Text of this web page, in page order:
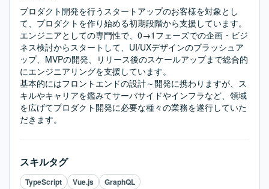
プロダクト開発を行うスタートアップのお客様を対象とし
て、プロダクトを作り始める初期段階から支援しています。
エンジニアとしての専門性で、0→1フェーズでの企画・ビジ
ネス検討からスタートして、UI/UXデザインのブラッシュア
ップ、MVPの開発、リリース後のスケールアップまで総合的
にエンジニアリングを支援しています。
基本的にはフロントエンドの設計～開発に携わりますが、ス
キルやキャリアを鑑みてサーバサイドやインフラなど、領域
を広げてプロダクト開発に必要な種々の業務を遂行していた
だきます。
スキルタグ
TypeScript Vue.js GraphQL